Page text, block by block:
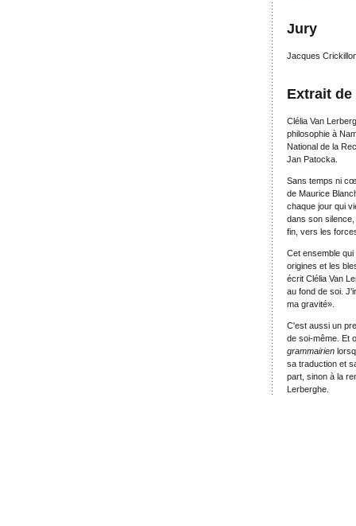
Jury
Jacques
Extrait
Clélia Van
philosophie à
National de la
Jan Patocka.
Sans temps ni
de Maurice
chaque jour qui
dans son
fin, vers les
Cet ensemble
origines et les
écrit Clélia Van
au fond de soi.
ma gravité».
C'est aussi un
de soi-même. Et
grammairien
sa traduction et
part, sinon à la
Lerberghe.